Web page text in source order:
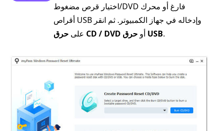
اختيار قرص مضغوط/DVD فارغ أو محرك
أقراص USB وإدخاله في جهاز الكمبيوتر. ثم انقر
على حرق CD / DVD أو حرق USB.